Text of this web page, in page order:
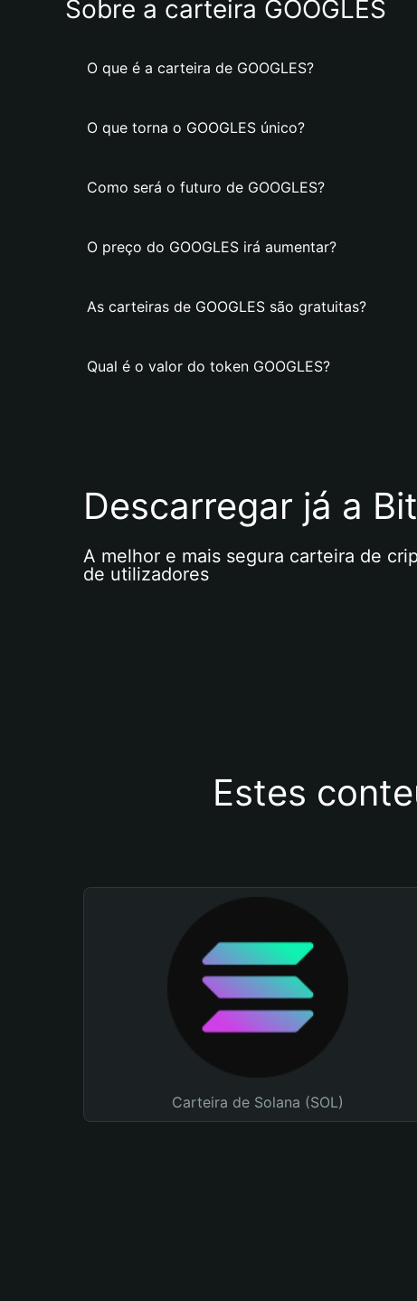
Sobre a carteira GOOGLES
O que é a carteira de GOOGLES?
O que torna o GOOGLES único?
Como será o futuro de GOOGLES?
O preço do GOOGLES irá aumentar?
As carteiras de GOOGLES são gratuitas?
Qual é o valor do token GOOGLES?
Descarregar já a
A melhor e mais segura carteira de
de utilizadores
Estes
Carteira de Solana (SOL)